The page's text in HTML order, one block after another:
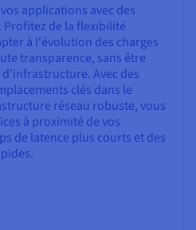
applications avec des
Profitez de la flexibilité
à l'évolution des charges
transparence, sans être
Avec des
clés dans le
réseau robuste, vous
à proximité de vos
de latence plus courts et des